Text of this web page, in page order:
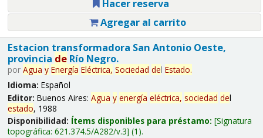
Hacer reserva
Agregar al carrito
Estacion transformadora San Antonio Oeste,
provincia deRío Negro.
por Agua y Energía Eléctrica, Sociedad del Estado.
Idioma: Español
Editor: Buenos Aires: Agua y energía eléctrica, sociedad del
estado, 1988
Disponibilidad: Ítems disponibles para préstamo: Signatura
topográfica: 621.374.5/A282/v.3 (1).